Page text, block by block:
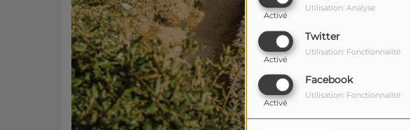
Activé
Utilisation: Analyse
Twitter
Activé
Utilisation: Fonctionnalité
Facebook
Activé
Utilisation: Fonctionnalité